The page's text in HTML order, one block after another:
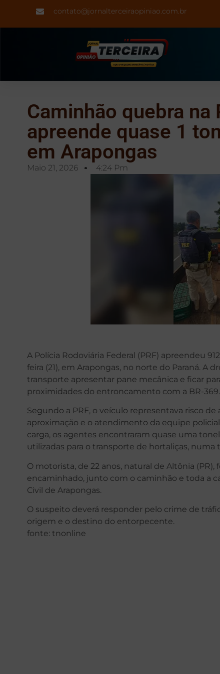
contato@jornalterceiraopiniao.com.br
Caminhão quebra na
apreende quase 1
em Arapongas
Maio 21, 2026 4:24 Pm
A Polícia Rodoviária Federal (PRF) apreendeu
feira (21), em Arapongas, no norte do Paraná. A
transporte apresentar pane mecânica e ficar
proximidades do entroncamento com a BR-369.
Segundo a PRF, o veículo representava risco
aproximação e o atendimento da equipe
carga, os agentes encontraram quase uma
utilizadas para o transporte de hortaliças, numa
O motorista, de 22 anos, natural de Altônia
encaminhado, junto com o caminhão e toda a
Civil de Arapongas.
O suspeito deverá responder pelo crime de
origem e o destino do entorpecente.
fonte: tnonline